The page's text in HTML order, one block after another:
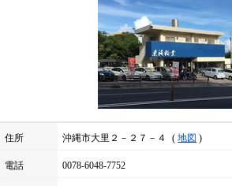
住所 沖縄市大里２－２７－４ 地図
電話 0078-6048-7752